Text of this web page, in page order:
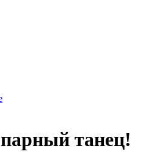
танец!